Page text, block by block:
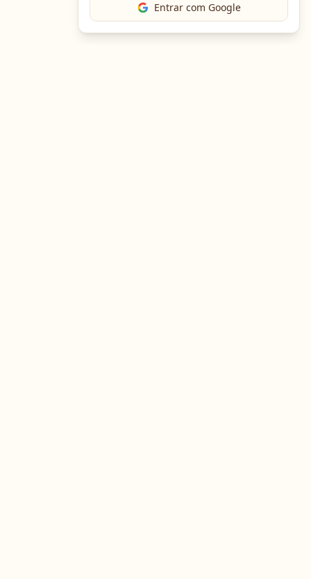
Entrar com Google